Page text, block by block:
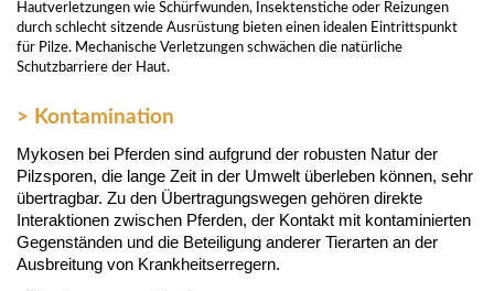
Hautverletzungen wie Schürfwunden, Insektenstiche oder Reizungen
durch schlecht sitzende Ausrüstung bieten einen idealen Eintrittspunkt
für Pilze. Mechanische Verletzungen schwächen die natürliche
Schutzbarriere der Haut.
> Kontamination
Mykosen bei Pferden sind aufgrund der robusten Natur der
Pilzsporen, die lange Zeit in der Umwelt überleben können, sehr
übertragbar. Zu den Übertragungswegen gehören direkte
Interaktionen zwischen Pferden, der Kontakt mit kontaminierten
Gegenständen und die Beteiligung anderer Tierarten an der
Ausbreitung von Krankheitserregern.